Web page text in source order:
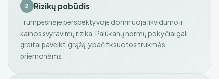
2 Rizikų pobūdis
Trumpesnėje perspektyvoje dominuoja likvidumo ir
kainos svyravimų rizika. Palūkanų normų pokyčiai gali
greitai paveikti grąžą, ypač fiksuotos trukmės
priemonėms.